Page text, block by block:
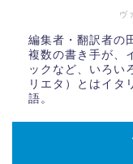
ヴ
編集者・翻訳者の
複数の書き手が、
ックなど、いろい
リエタ）とはイタ
語。